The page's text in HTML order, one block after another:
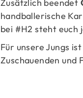
Zusätzlich beendet
handballerische
bei #H2 steht euch
Für unsere Jungs
Zuschauenden und